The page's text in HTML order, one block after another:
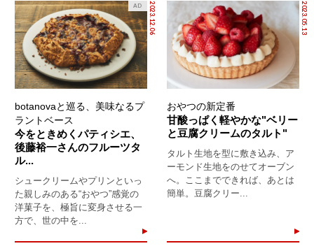
2023.12.06
AD
botanovaと巡る、美味なるプ
ラントベース
今をときめくパティシエ、
後藤裕一さんのフルーツタ
ル...
シュークリームやプリンといっ
た親しみのある“おやつ”感覚の
洋菓子を、極旨に変身させる一
方で、世の中を...
2023.05.13
おやつの新定番
甘酸っぱく軽やかな"ベリー
と豆腐クリームのタルト"
タルト生地を型に敷き込み、ア
ーモンド生地をのせてオーブン
へ。ここまでできれば、あとは
簡単。豆腐クリー...